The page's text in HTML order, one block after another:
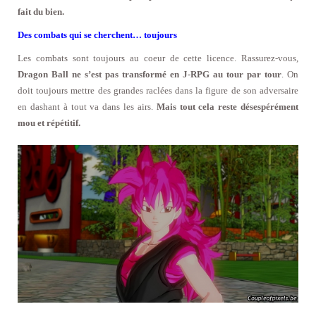
fait du bien.
Des combats qui se cherchent… toujours
Les combats sont toujours au coeur de cette licence. Rassurez-vous,
Dragon Ball ne s’est pas transformé en J-RPG au tour par tour. On
doit toujours mettre des grandes raclées dans la figure de son adversaire
en dashant à tout va dans les airs. Mais tout cela reste désespérément
mou et répétitif.